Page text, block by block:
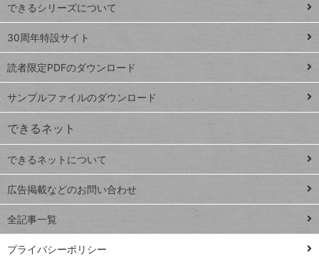
Google
スプレ
ッドシ
ート
iPhone
VLOOKUP
close
閉じ
る
ト
ッ
プ
ペ
ジ
連載
Excel Q&A
トイアンナ流仕
事術
PowerAutomate
ではじめる業務
できるシリーズについて
30周年特設サイト
読者限定PDFのダウンロード
サンプルファイルのダウンロード
できるネット
できるネットについて
広告掲載などのお問い合わせ
全記事一覧
プライバシーポリシー